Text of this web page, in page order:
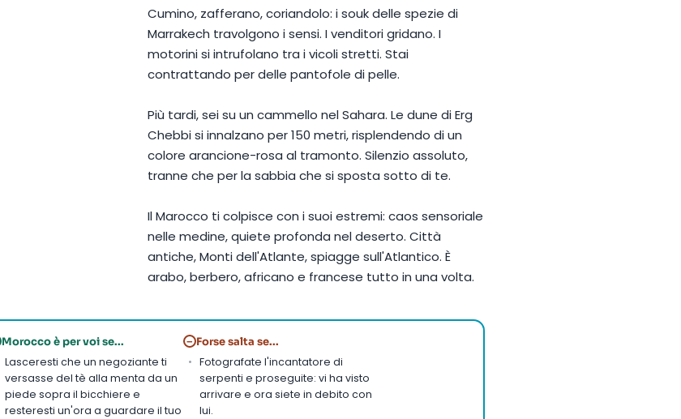
Cumino, zafferano, coriandolo: i souk delle spezie di
Marrakech travolgono i sensi. I venditori gridano. I
motorini si intrufolano tra i vicoli stretti. Stai
contrattando per delle pantofole di pelle.
Più tardi, sei su un cammello nel Sahara. Le dune di Erg
Chebbi si innalzano per 150 metri, risplendendo di un
colore arancione-rosa al tramonto. Silenzio assoluto,
tranne che per la sabbia che si sposta sotto di te.
Il Marocco ti colpisce con i suoi estremi: caos sensoriale
nelle medine, quiete profonda nel deserto. Città
antiche, Monti dell'Atlante, spiagge sull'Atlantico. È
arabo, berbero, africano e francese tutto in una volta.
Morocco è per voi se...
Lasceresti che un negoziante ti
versasse del tè alla menta da un
piede sopra il bicchiere e
resteresti un'ora a guardare il tuo
− Forse salta se...
Fotografate l'incantatore di
serpenti e proseguite: vi ha visto
arrivare e ora siete in debito con
lui.